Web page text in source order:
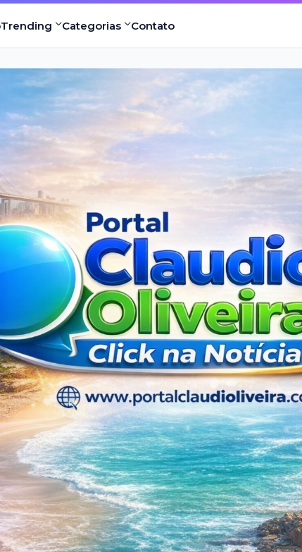
Trending Categorias Contato